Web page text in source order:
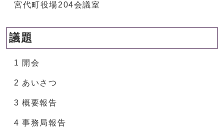
宮代町役場204会議室
議題
1 開会
2 あいさつ
3 概要報告
4 事務局報告